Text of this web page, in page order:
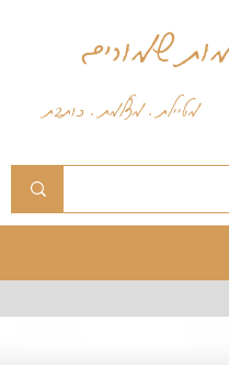
שמורים
מטיילת . מצלמת . כותבת